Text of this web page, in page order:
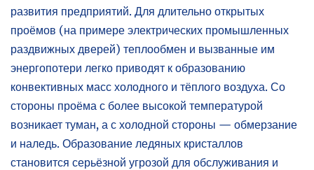
развития предприятий. Для длительно открытых
проёмов (на примере электрических промышленных
раздвижных дверей) теплообмен и вызванные им
энергопотери легко приводят к образованию
конвективных масс холодного и тёплого воздуха. Со
стороны проёма с более высокой температурой
возникает туман, а с холодной стороны — обмерзание
и наледь. Образование ледяных кристаллов
становится серьёзной угрозой для обслуживания и